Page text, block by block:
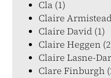
Cla (1)
Claire
Claire David (1)
Claire Heggen
Claire Lasne-
Clare Finburgh